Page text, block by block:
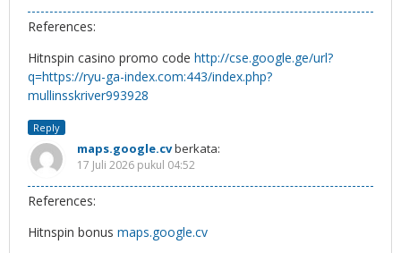
References:
Hitnspin casino promo code http://cse.google.ge/url?
q=https://ryu-ga-index.com:443/index.php?
mullinsskriver993928
Reply
maps.google.cvberkata:
17 Juli 2026 pukul 04:52
References:
Hitnspin bonus maps.google.cv